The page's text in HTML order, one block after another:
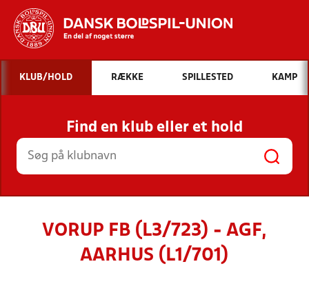
Hvad vil du søge efter?
INDHOLD OG NYHEDER
STILLINGER, RESULTATER, KLUBBER OG
HOLD
KLUB/HOLD RÆKKE SPILLESTED KAMP
Find en klub eller et hold
VORUP FB (L3/723) - AGF,
AARHUS (L1/701)